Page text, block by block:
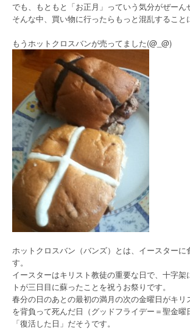
でも、もともと「お正月」っていう気分がぜーん
そんな中、買い物に行ったらもっと混乱すること
もうホットクロスバンが売ってました(@_@)
ホットクロスバン（バンズ）とは、イースターに
す。
イースターはキリスト教徒の重要な日で、十字架
トが三日目に蘇ったことを祝うお祭りです。
春分の日のあとの最初の満月の次の金曜日がキリ
を背負って死んだ日（グッドフライデー＝聖金曜
「復活した日」だそうです。